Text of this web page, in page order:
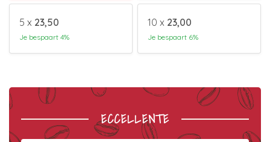
5 x 23,50
Je bespaart 4%
10 x 23,00
Je bespaart 6%
ECCELLENTE